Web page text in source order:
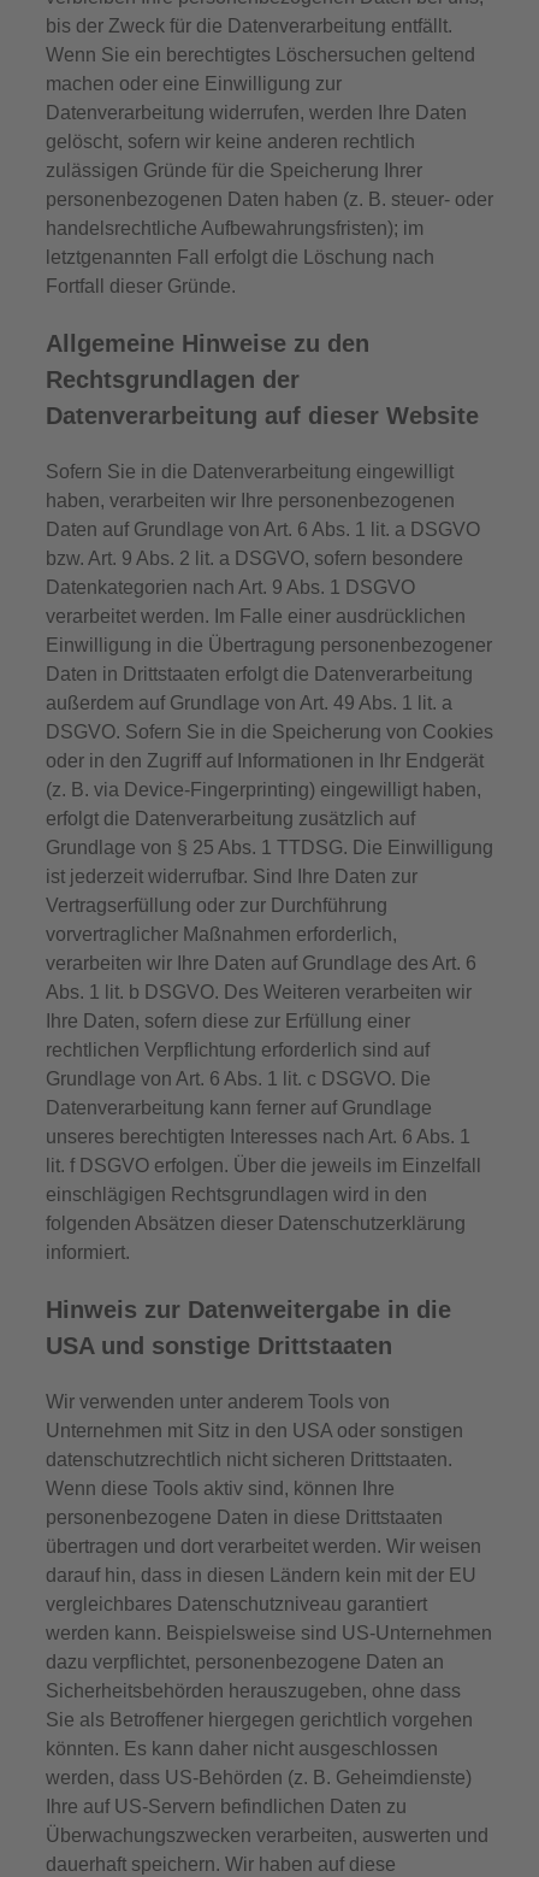
bis der Zweck für die Datenverarbeitung entfällt.
Wenn Sie ein berechtigtes Löschersuchen geltend
machen oder eine Einwilligung zur
Datenverarbeitung widerrufen, werden Ihre Daten
gelöscht, sofern wir keine anderen rechtlich
zulässigen Gründe für die Speicherung Ihrer
personenbezogenen Daten haben (z. B. steuer- oder
handelsrechtliche Aufbewahrungsfristen); im
letztgenannten Fall erfolgt die Löschung nach
Fortfall dieser Gründe.
Allgemeine Hinweise zu den
Rechtsgrundlagen der
Datenverarbeitung auf dieser Website
Sofern Sie in die Datenverarbeitung eingewilligt
haben, verarbeiten wir Ihre personenbezogenen
Daten auf Grundlage von Art. 6 Abs. 1 lit. a DSGVO
bzw. Art. 9 Abs. 2 lit. a DSGVO, sofern besondere
Datenkategorien nach Art. 9 Abs. 1 DSGVO
verarbeitet werden. Im Falle einer ausdrücklichen
Einwilligung in die Übertragung personenbezogener
Daten in Drittstaaten erfolgt die Datenverarbeitung
außerdem auf Grundlage von Art. 49 Abs. 1 lit. a
DSGVO. Sofern Sie in die Speicherung von Cookies
oder in den Zugriff auf Informationen in Ihr Endgerät
(z. B. via Device-Fingerprinting) eingewilligt haben,
erfolgt die Datenverarbeitung zusätzlich auf
Grundlage von § 25 Abs. 1 TTDSG. Die Einwilligung
ist jederzeit widerrufbar. Sind Ihre Daten zur
Vertragserfüllung oder zur Durchführung
vorvertraglicher Maßnahmen erforderlich,
verarbeiten wir Ihre Daten auf Grundlage des Art. 6
Abs. 1 lit. b DSGVO. Des Weiteren verarbeiten wir
Ihre Daten, sofern diese zur Erfüllung einer
rechtlichen Verpflichtung erforderlich sind auf
Grundlage von Art. 6 Abs. 1 lit. c DSGVO. Die
Datenverarbeitung kann ferner auf Grundlage
unseres berechtigten Interesses nach Art. 6 Abs. 1
lit. f DSGVO erfolgen. Über die jeweils im Einzelfall
einschlägigen Rechtsgrundlagen wird in den
folgenden Absätzen dieser Datenschutzerklärung
informiert.
Hinweis zur Datenweitergabe in die
USA und sonstige Drittstaaten
Wir verwenden unter anderem Tools von
Unternehmen mit Sitz in den USA oder sonstigen
datenschutzrechtlich nicht sicheren Drittstaaten.
Wenn diese Tools aktiv sind, können Ihre
personenbezogene Daten in diese Drittstaaten
übertragen und dort verarbeitet werden. Wir weisen
darauf hin, dass in diesen Ländern kein mit der EU
vergleichbares Datenschutzniveau garantiert
werden kann. Beispielsweise sind US-Unternehmen
dazu verpflichtet, personenbezogene Daten an
Sicherheitsbehörden herauszugeben, ohne dass
Sie als Betroffener hiergegen gerichtlich vorgehen
könnten. Es kann daher nicht ausgeschlossen
werden, dass US-Behörden (z. B. Geheimdienste)
Ihre auf US-Servern befindlichen Daten zu
Überwachungszwecken verarbeiten, auswerten und
dauerhaft speichern. Wir haben auf diese